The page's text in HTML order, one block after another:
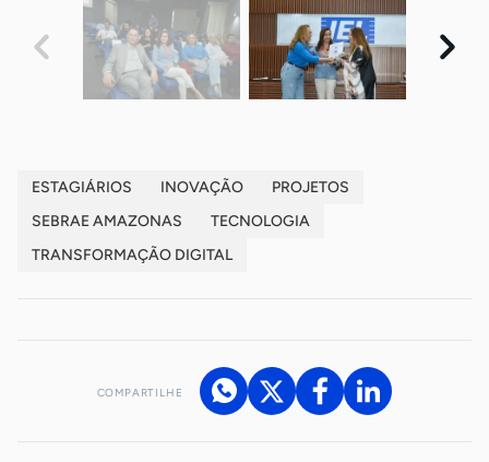
ESTAGIÁRIOS INOVAÇÃO
PROJETOS
SEBRAE AMAZONAS
TECNOLOGIA
TRANSFORMAÇÃO DIGITAL
COMPARTILHE